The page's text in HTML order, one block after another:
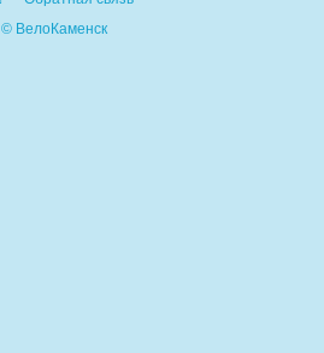
© ВелоКаменск